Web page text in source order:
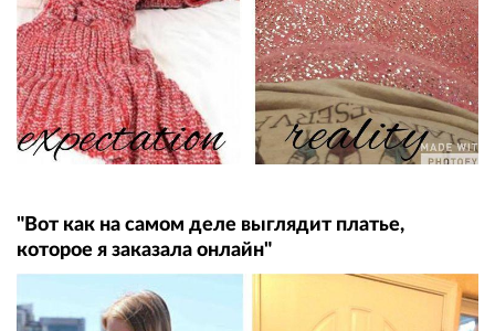
"Вот как на самом деле выглядит платье,
которое я заказала онлайн"